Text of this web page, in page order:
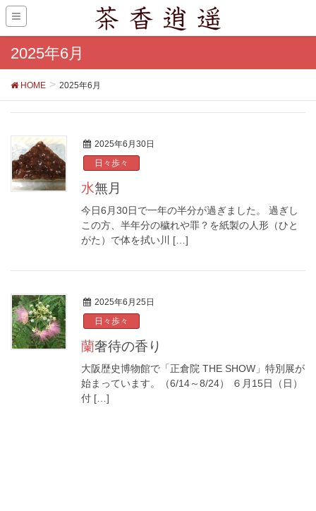
2025年6月
HOME 2025年6月
2025年6月30日
日々歩々
水無月
今日6月30日で一年の半分が過ぎました。 過ぎし
この方、半年分の穢れや罪？を紙製の人形（ひと
がた）で体を拭い川 […]
2025年6月25日
日々歩々
蘭奢待の香り
大阪歴史博物館で「正倉院 THE SHOW」特別展が
始まっています。（6/14～8/24） ６月15日（日）
付 […]